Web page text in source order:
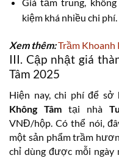
kiệm khá nhiều chi phí.
Xem thêm:Trầm Khoanh
III. Cập nhật giá
Tâm 2025
Hiện nay, chi phí để
Không Tâm tại nhà
VNĐ/hộp. Có thể nói,
một sản phẩm trầm
chỉ dùng được mỗi ngày